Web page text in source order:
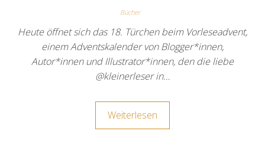
Bücher
Heute öffnet sich das 18. Türchen beim Vorleseadvent,
einem Adventskalender von Blogger*innen,
Autor*innen und Illustrator*innen, den die liebe
@kleinerleser in…
Weiterlesen